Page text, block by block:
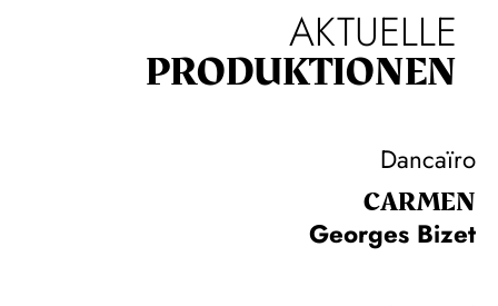
AKTUELLE
PRODUKTIONEN
Dancaïro
CARMEN
Georges Bizet